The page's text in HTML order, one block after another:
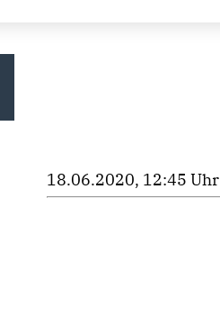
18.06.2020, 12:45 Uhr